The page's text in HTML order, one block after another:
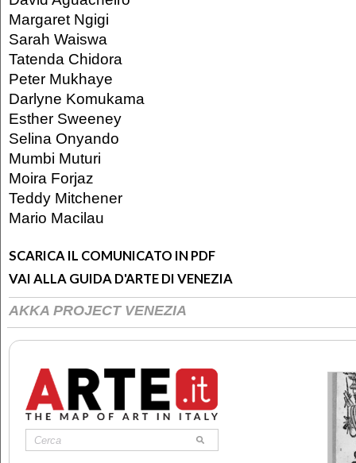
Margaret Ngigi
Sarah Waiswa
Tatenda Chidora
Peter Mukhaye
Darlyne Komukama
Esther Sweeney
Selina Onyando
Mumbi Muturi
Moira Forjaz
Teddy Mitchener
Mario Macilau
SCARICA IL COMUNICATO IN PDF
VAI ALLA GUIDA D'ARTE DI VENEZIA
AKKA PROJECT VENEZIA